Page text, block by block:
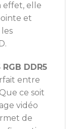
effet, elle
et
DDR5
entre
ce soit
vidéo
de